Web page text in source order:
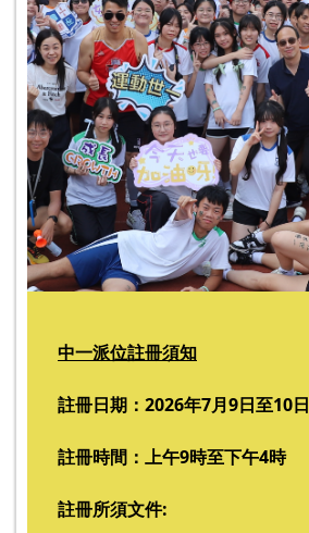
中一派位註冊須知
註冊日期：2026年7月9日至10日
註冊時間：上午9時至下午4時
註冊所須文件: